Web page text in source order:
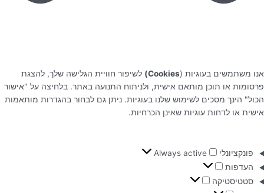
אנו משתמשים בעוגיות (Cookies)
לשיפור חוויית הגלישה שלך, להצגת
פרסומות או תוכן מותאם אישית, ולניתוח התנועה באתר. בלחיצה על "אישור
הכול" הינך מסכים לשימוש שלנו בעוגיות. ניתן גם לבחור בהגדרות מותאמות
אישית או לדחות עוגיות שאינן הכרחיות.
פונקציונלי
Always active
העדפות
סטטיסטיקה